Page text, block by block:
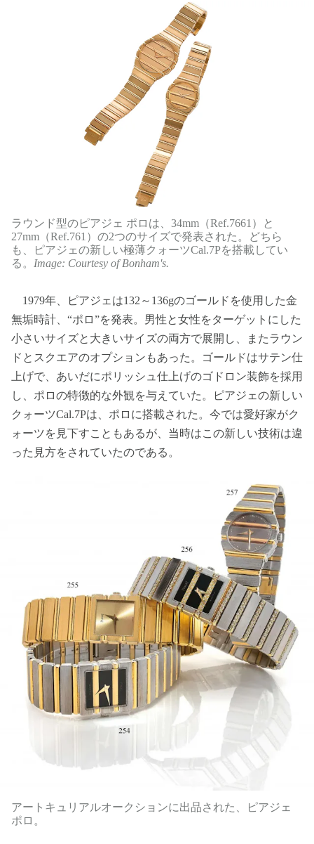
ラウンド型のピアジェ ポロは、34mm（Ref.7661）と
27mm（Ref.761）の2つのサイズで発表された。どちら
も、ピアジェの新しい極薄クォーツCal.7Pを搭載してい
る。 Image: Courtesy of Bonham's.
1979年、ピアジェは132～136gのゴールドを使用した金
無垢時計、“ポロ”を発表。男性と女性をターゲットにした
小さいサイズと大きいサイズの両方で展開し、またラウン
ドとスクエアのオプションもあった。ゴールドはサテン仕
上げで、あいだにポリッシュ仕上げのゴドロン装飾を採用
し、ポロの特徴的な外観を与えていた。ピアジェの新しい
クォーツCal.7Pは、ポロに搭載された。今では愛好家がク
ォーツを見下すこともあるが、当時はこの新しい技術は違
った見方をされていたのである。
アートキュリアルオークションに出品された、ピアジェ
ポロ。